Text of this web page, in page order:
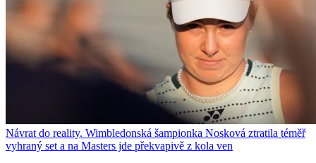
Návrat do reality. Wimbledonská šampionka Nosková ztratila téměř
vyhraný set a na Masters jde překvapivě z kola ven